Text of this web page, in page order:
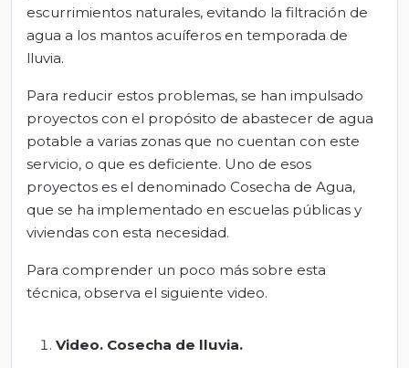
escurrimientos naturales, evitando la filtración de
agua a los mantos acuíferos en temporada de
lluvia.
Para reducir estos problemas, se han impulsado
proyectos con el propósito de abastecer de agua
potable a varias zonas que no cuentan con este
servicio, o que es deficiente. Uno de esos
proyectos es el denominado Cosecha de Agua,
que se ha implementado en escuelas públicas y
viviendas con esta necesidad.
Para comprender un poco más sobre esta
técnica, observa el siguiente video.
Video. Cosecha de lluvia.